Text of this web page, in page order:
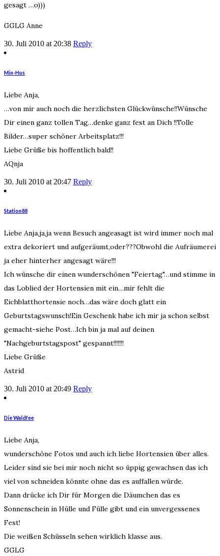
gesagt …o)))
GGLG Anne
30. Juli 2010 at 20:38 Reply
Min-Hus
Liebe Anja,
…von mir auch noch die herzlichsten Glückwünsche!!Wünsche
Dir einen ganz tollen Tag…denke ganz fest an Dich !!Tolle
Bilder…super schöner Arbeitsplatz!!!
Liebe Grüße bis hoffentlich bald!!
AQnja
30. Juli 2010 at 20:47 Reply
Station88
Liebe Anja,ja,ja wenn Besuch angeasagt ist wird immer noch mal
extra dekoriert und aufgeräumt,oder???Obwohl die Aufräumerei
ja eher hinterher angesagt wäre!!!
Ich wünsche dir einen wunderschönen "Feiertag"…und stimme in
das Loblied der Hortensien mit ein…mir fehlt die
Eichblatthortensie noch…das wäre doch glatt ein
Geburtstagswunsch!Ein Geschenk habe ich mir ja schon selbst
gemacht-siehe Post…Ich bin ja mal auf deinen
"Nachgeburtstagspost" gespannt!!!!!!!
Liebe Grüße
Astrid
30. Juli 2010 at 20:49 Reply
Die Waldfee
Liebe Anja,
wunderschöne Fotos und auch ich liebe Hortensien über alles.
Leider sind sie bei mir noch nicht so üppig gewachsen das ich
viel von schneiden könnte ohne das es auffallen würde.
Dann drücke ich Dir für Morgen die Däumchen das es
Sonnenschein in Hülle und Fülle gibt und ein unvergessenes
Fest!
Die weißen Schüsseln sehen wirklich klasse aus.
GGLG